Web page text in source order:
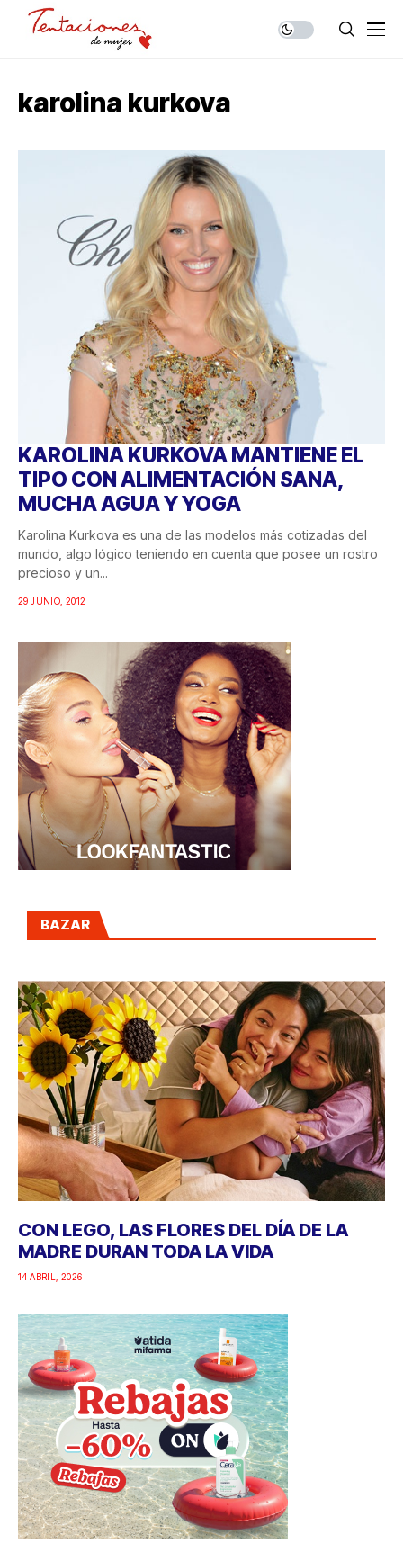
karolina kurkova
KAROLINA KURKOVA MANTIENE EL
TIPO CON ALIMENTACIÓN SANA,
MUCHA AGUA Y YOGA
Karolina Kurkova es una de las modelos más cotizadas del
mundo, algo lógico teniendo en cuenta que posee un rostro
precioso y un...
29 JUNIO, 2012
BAZAR
CON LEGO, LAS FLORES DEL DÍA DE LA
MADRE DURAN TODA LA VIDA
14 ABRIL, 2026